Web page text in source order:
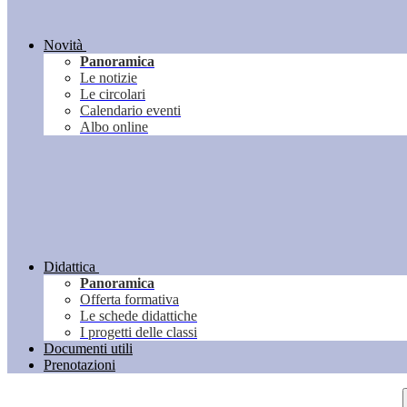
Novità
Panoramica
Le notizie
Le circolari
Calendario eventi
Albo online
Didattica
Panoramica
Offerta formativa
Le schede didattiche
I progetti delle classi
Documenti utili
Prenotazioni